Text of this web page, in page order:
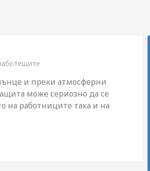
и преки атмосферни
може сериозно да се
на работниците така и на